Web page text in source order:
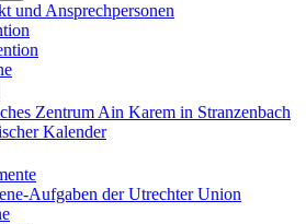
und Ansprechpersonen
Zentrum Ain Karem in Stranzenbach
Kalender
Aufgaben der Utrechter Union